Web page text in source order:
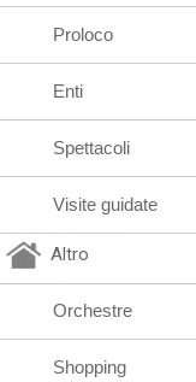
Proloco
Enti
Spettacoli
Visite guidate
Altro
Orchestre
Shopping